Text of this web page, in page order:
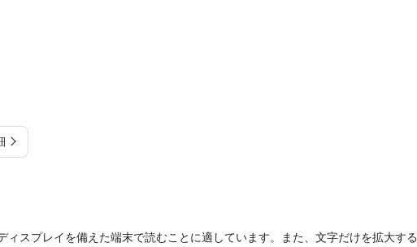
ィスプレイを備えた端末で読むことに適しています。また、文字だけを拡大する